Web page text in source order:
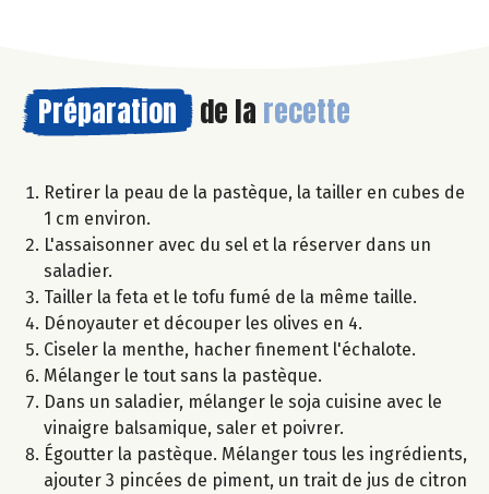
Préparation de la recette
Retirer la peau de la pastèque, la tailler en cubes de
1 cm environ.
L'assaisonner avec du sel et la réserver dans un
saladier.
Tailler la feta et le tofu fumé de la même taille.
Dénoyauter et découper les olives en 4.
Ciseler la menthe, hacher finement l'échalote.
Mélanger le tout sans la pastèque.
Dans un saladier, mélanger le soja cuisine avec le
vinaigre balsamique, saler et poivrer.
Égoutter la pastèque. Mélanger tous les ingrédients,
ajouter 3 pincées de piment, un trait de jus de citron